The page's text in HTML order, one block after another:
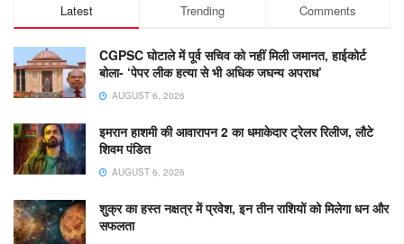
Latest Trending Comments
CGPSC घोटाले में पूर्व सचिव को नहीं मिली जमानत, हाईकोर्ट
बोला- ‘पेपर लीक हत्या से भी अधिक जघन्य अपराध’
AUGUST 6, 2026
इमरान हाशमी की आवारापन 2 का धमाकेदार ट्रेलर रिलीज, लौटे
शिवम पंडित
AUGUST 6, 2026
शुक्र का हस्त नक्षत्र में प्रवेश, इन तीन राशियों को मिलेगा धन और
सफलता